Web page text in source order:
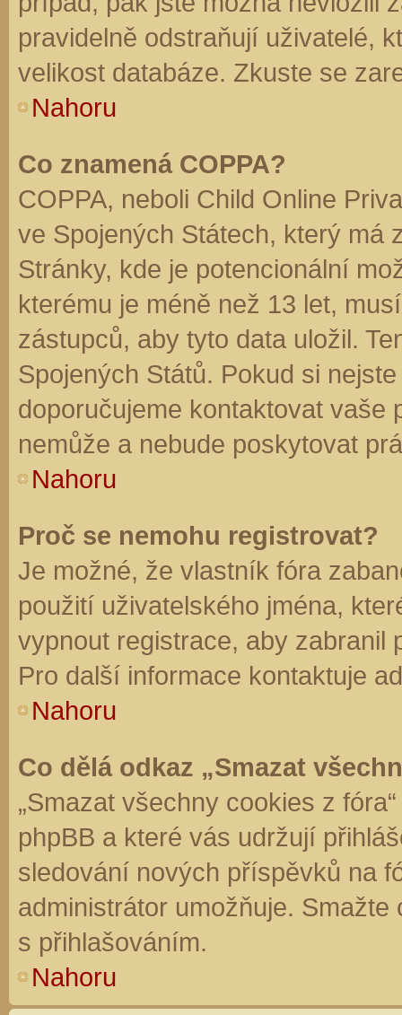
pravidelně odstraňují uživatelé,
velikost databáze. Zkuste se
Nahoru
Co znamená COPPA?
COPPA, neboli Child Online
ve Spojených Státech, který má
Stránky, kde je potencionální
kterému je méně než 13 let,
zástupců, aby tyto data uložil.
Spojených Států. Pokud si
doporučujeme kontaktovat vaše
nemůže a nebude poskytovat
Nahoru
Proč se nemohu registrovat?
Je možné, že vlastník fóra
použití uživatelského jména,
vypnout registrace, aby zabranil
Pro další informace kontaktuje
Nahoru
Co dělá odkaz „Smazat
„Smazat všechny cookies z
phpBB a které vás udržují
sledování nových příspěvků na
administrátor umožňuje.
s přihlašováním.
Nahoru